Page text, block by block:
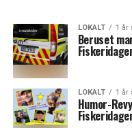
LOKALT 1 år
Beruset
LOKALT 1 år
Humor-